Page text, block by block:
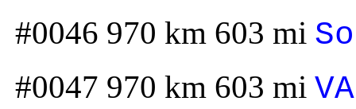
#0046 970 km 603 mi
#0047 970 km 603 mi